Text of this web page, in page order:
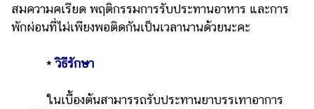
สมความคเรียด พฤติกรรมการรับประทานอาหาร และการ
พักผ่อนที่ไม่เพียงพอติดกันเป็นเวลานานด้วยนะคะ
*วิธีรักษา
ในเบื้องต้นสามารรถรับประทานยาบรรเทาอาการ